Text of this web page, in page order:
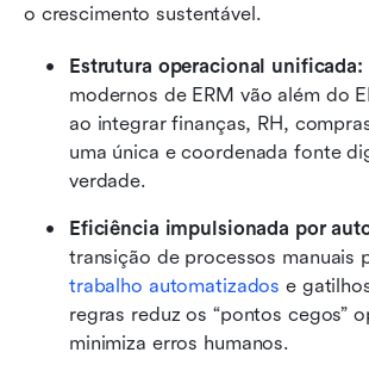
o crescimento sustentável.
Estrutura operacional unificada:
modernos de ERM vão além do
ao integrar finanças, RH,
uma única e coordenada fonte
verdade.
Eficiência impulsionada por
transição de processos manuais
trabalho automatizados e
regras reduz os “pontos cegos”
minimiza erros humanos.